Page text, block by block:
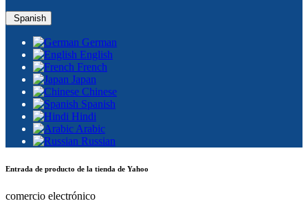
Spanish
German
English
French
Japan
Chinese
Spanish
Hindi
Arabic
Russian
Entrada de producto de la tienda de Yahoo
comercio electrónico